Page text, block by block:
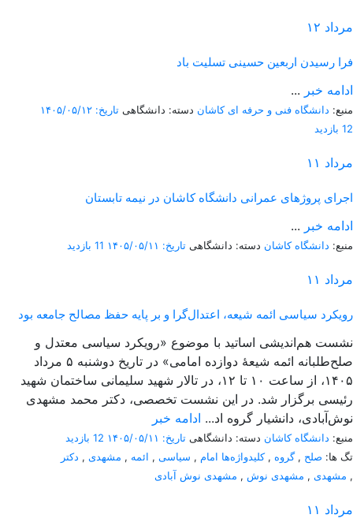
۱۲ مرداد
فرا رسیدن اربعین حسینی تسلیت باد
... ادامه خبر
منبع: دانشگاه فنی و حرفه ای کاشان دسته: دانشگاهی تاریخ: ۱۴۰۵/۰۵/۱۲
12 بازدید
۱۱ مرداد
اجرای پروژهای عمرانی دانشگاه کاشان در نیمه تابستان
... ادامه خبر
منبع: دانشگاه کاشان دسته: دانشگاهی تاریخ: ۱۴۰۵/۰۵/۱۱ 11 بازدید
۱۱ مرداد
رویکرد سیاسی ائمه شیعه، اعتدال‌گرا و بر پایه حفظ مصالح جامعه بود
نشست هم‌اندیشی اساتید با موضوع «رویکرد سیاسی معتدل و
صلح‌طلبانه ائمه شیعۀ دوازده امامی» در تاریخ دوشنبه ۵ مرداد
۱۴۰۵، از ساعت ۱۰ تا ۱۲، در تالار شهید سلیمانی ساختمان شهید
رئیسی برگزار شد. در این نشست تخصصی، دکتر محمد مشهدی
نوش‌آبادی، دانشیار گروه اد... ادامه خبر
منبع: دانشگاه کاشان دسته: دانشگاهی تاریخ: ۱۴۰۵/۰۵/۱۱
12 بازدید
تگ ها: صلح ,گروه ,کلیدواژه‌ها امام , سیاسی , ائمه , مشهدی , دکتر
مشهدی , مشهدی نوش , مشهدی نوش آبادی ,
۱۱ مرداد